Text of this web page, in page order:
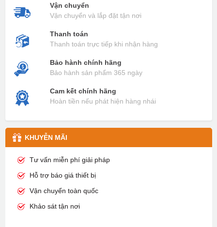
Vận chuyển
Vận chuyển và lắp đặt tận nơi
Thanh toán
Thanh toán trực tiếp khi nhận hàng
Bảo hành chính hãng
Bảo hành sản phẩm 365 ngày
Cam kết chính hãng
Hoàn tiền nếu phát hiện hàng nhái
KHUYỄN MÃI
Tư vấn miễn phí giải pháp
Hỗ trợ báo giá thiết bị
Vận chuyển toàn quốc
Khảo sát tận nơi